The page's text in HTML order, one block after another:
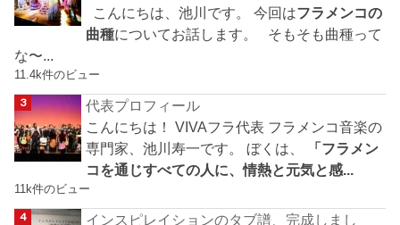
こんにちは、池川です。 今回はフラメンコの
曲種についてお話します。 そもそも曲種って
な〜...
11.4k件のビュー
代表プロフィール
こんにちは！ VIVAフラ代表 フラメンコ音楽の
専門家、池川寿一です。 ぼくは、
「フラメン
コを通じすべての人に、情熱と元気と感...
11k件のビュー
インスピレイションのタブ譜、完成しまし